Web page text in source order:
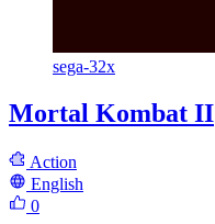
sega-32x
Mortal Kombat II
Action
English
0